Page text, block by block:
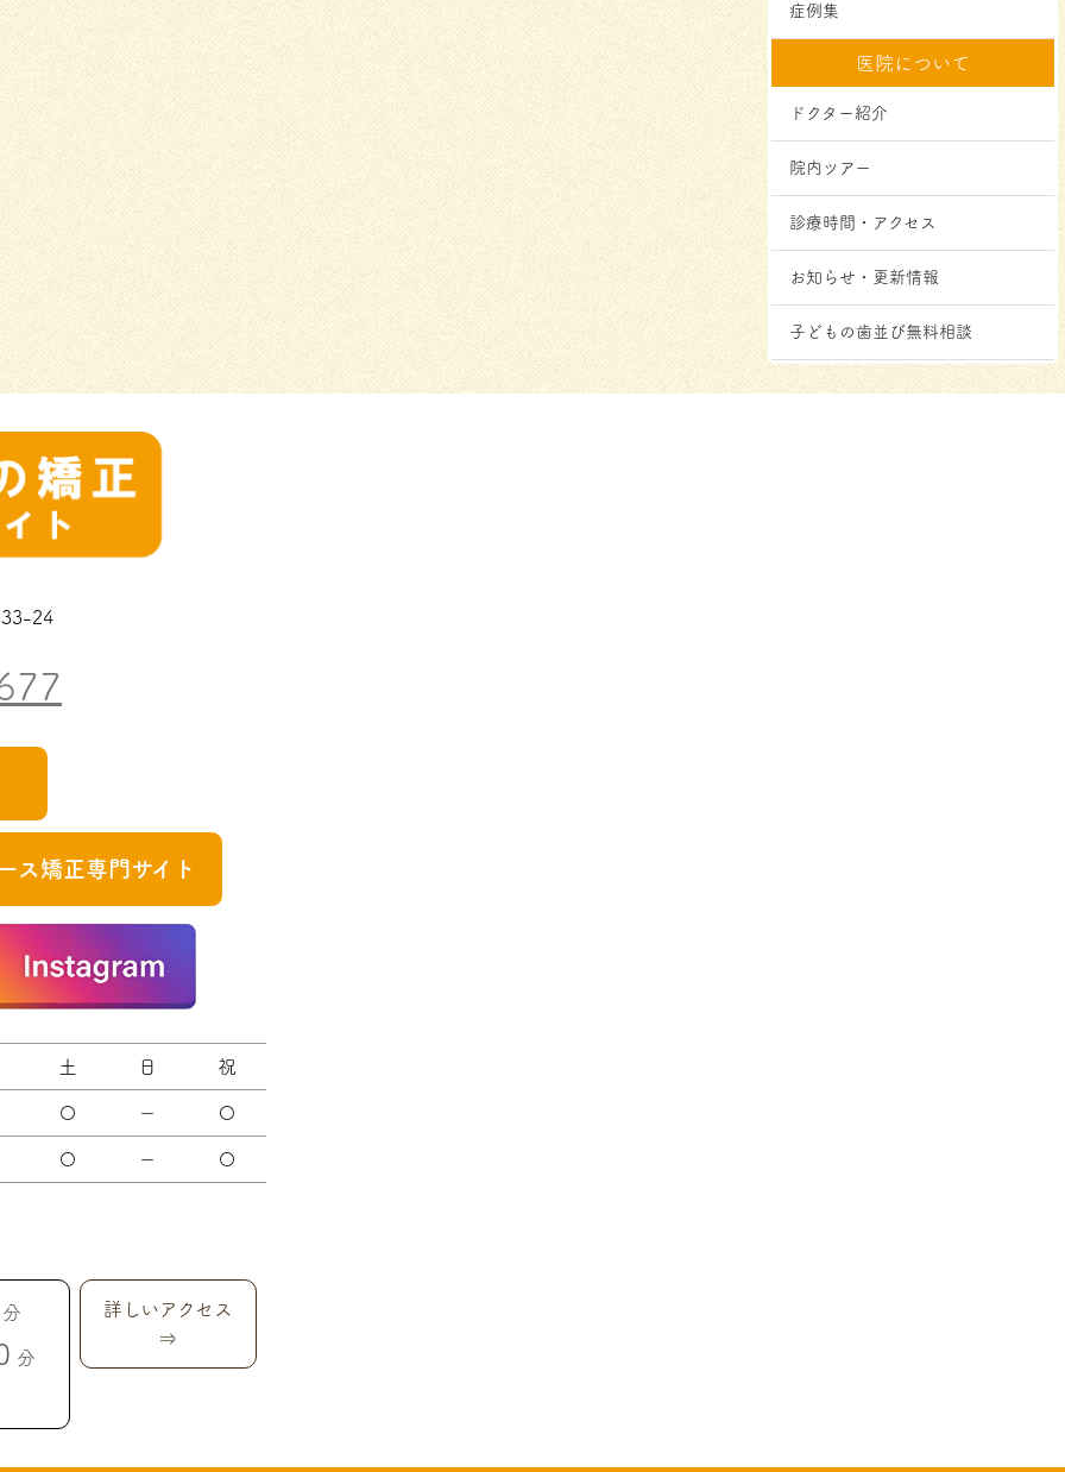
症例集
医院について
ドクター紹介
院内ツアー
診療時間・アクセス
お知らせ・更新情報
子どもの歯並び無料相談
24
ス矯正専門サイト
土 日 祝
〇 － 〇
〇 － 〇
分
分
詳しいアクセス
⇒